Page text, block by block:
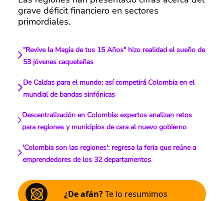
grave déficit financiero en sectores
primordiales.
"Revive la Magia de tus 15 Años" hizo realidad el sueño de
53 jóvenes caqueteñas
De Caldas para el mundo: así competirá Colombia en el
mundial de bandas sinfónicas
Descentralización en Colombia: expertos analizan retos
para regiones y municipios de cara al nuevo gobierno
'Colombia son las regiones': regresa la feria que reúne a
emprendedores de los 32 departamentos
¿De afán?Te lo resumimos